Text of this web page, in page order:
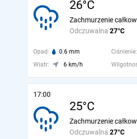
26°C
Odczuwalna 27°C
Zachmurzenie
Opad: 0.6 mm Ciśnienie:
Wiatr:
6 km/h
17:00
25°C
Odczuwalna 27°C
Zachmurzenie